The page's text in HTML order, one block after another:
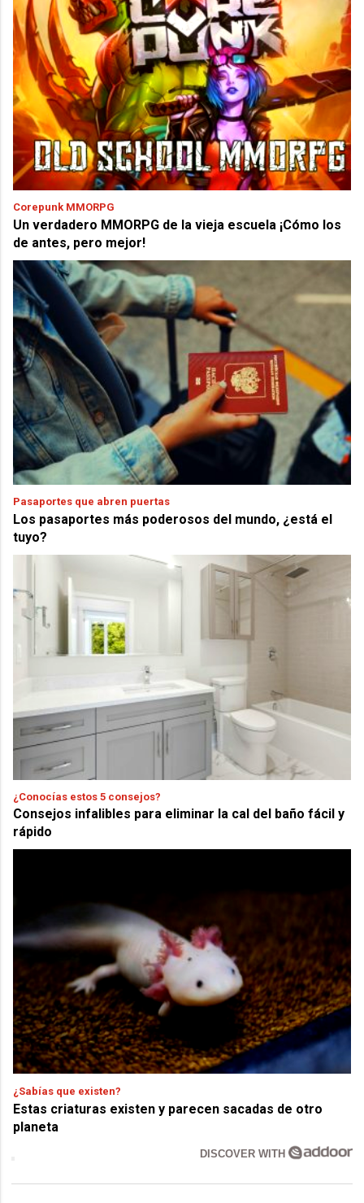
Corepunk MMORPG
Un verdadero MMORPG de la vieja escuela ¡Cómo los
de antes, pero mejor!
Pasaportes que abren puertas
Los pasaportes más poderosos del mundo, ¿está el
tuyo?
¿Conocías estos 5 consejos?
Consejos infalibles para eliminar la cal del baño fácil y
rápido
¿Sabías que existen?
Estas criaturas existen y parecen sacadas de otro
planeta
DISCOVER WITH